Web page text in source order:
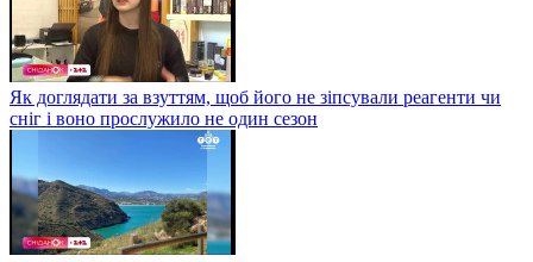
Як доглядати за взуттям, щоб його не зіпсували реагенти чи
сніг і воно прослужило не один сезон